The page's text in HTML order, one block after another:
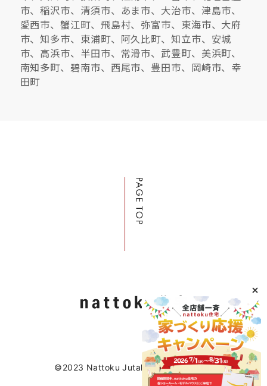
市、稲沢市、清須市、あま市、大治市、津島市、
愛西市、蟹江町、飛島村、弥富市、東海市、大府
市、知多市、東浦町、阿久比町、知立市、安城
市、高浜市、半田市、常滑市、武豊町、美浜町、
南知多町、碧南市、西尾市、豊田市、岡崎市、幸
田町
©2023 Nattoku Jutaku Kobo Co., Ltd.